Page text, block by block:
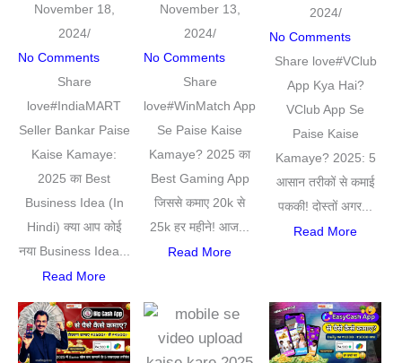
November 18,
2024/
No Comments
Share
love#IndiaMART
Seller Bankar Paise
Kaise Kamaye:
2025 का Best
Business Idea (In
Hindi) क्या आप कोई
नया Business Idea...
Read More
November 13,
2024/
No Comments
Share
love#WinMatch App
Se Paise Kaise
Kamaye? 2025 का
Best Gaming App
जिससे कमाए 20k से
25k हर महीने! आज...
Read More
2024/
No Comments
Share love#VClub
App Kya Hai?
VClub App Se
Paise Kaise
Kamaye? 2025: 5
आसान तरीकों से कमाई
पककी! दोस्तों अगर...
Read More